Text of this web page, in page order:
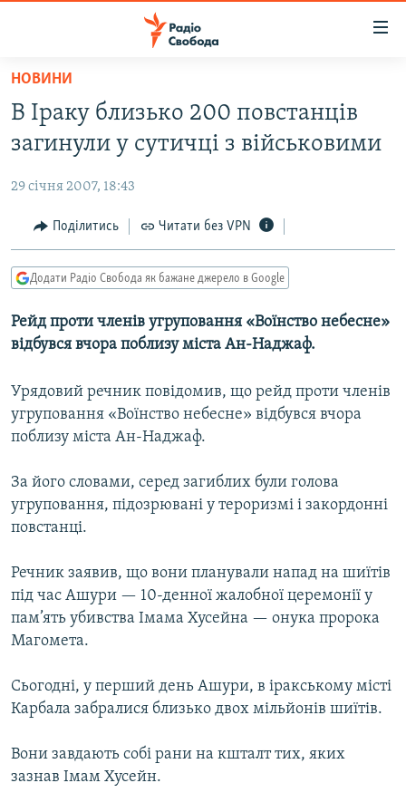
Перейти
основного
матеріалу
до
навігації
Перейти
до
РАДІО СВОБОДА – 70 РОКІВ
ВСЕ ЗА ДОБУ
ПОЛІТИКА
ЕКОНОМІКА
КУЛЬТУРА
СПОРТ
УКРАЇНА
СВІТ
ВІЙНА
РОСІЙСЬКА «ФІЛЬТРАЦІЯ»
КРИМ.РЕАЛІЇ
ТИ ЯК?
СХЕМИ
КИТАЙ.ВИКЛИКИ
МУЛЬТИМЕДІА
СПЕЦПРОЄКТИ
ПОДКАСТИ
КРИМ РЕАЛІЇ
РУС
УКР
ДОЛУЧАЙСЯ!
НОВИНИ
В Іраку близько 200 повстанців
загинули у сутичці з військовими
29 січня 2007, 18:43
Поділитись Читати без VPN
Додати Радіо Свобода як бажане джерело в Google
Рейд проти членів угруповання «Воїнство небесне»
відбувся вчора поблизу міста Ан-Наджаф.
Урядовий речник повідомив, що рейд проти членів
угруповання «Воїнство небесне» відбувся вчора
поблизу міста Ан-Наджаф.
За його словами, серед загиблих були голова
угруповання, підозрювані у тероризмі і закордонні
повстанці.
Речник заявив, що вони планували напад на шиїтів
під час Ашури — 10-денної жалобної церемонії у
пам’ять убивства Імама Хусейна — онука пророка
Магомета.
Сьогодні, у перший день Ашури, в іракському місті
Карбала забралися близько двох мільйонів шиїтів.
Вони завдають собі рани на кшталт тих, яких
зазнав Імам Хусейн.